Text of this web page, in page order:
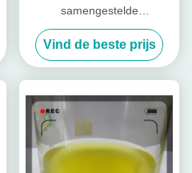
samengestelde
voedingspeptiden voor vee
Varkenskoeien
Vind de beste prijs